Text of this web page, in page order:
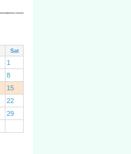
Sat
1
8
15
22
29